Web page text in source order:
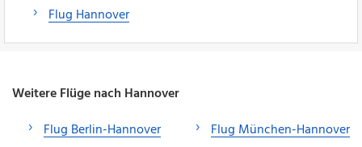
Flug Hannover
Weitere Flüge nach Hannover
Flug Berlin-Hannover
Flug München-Hannover